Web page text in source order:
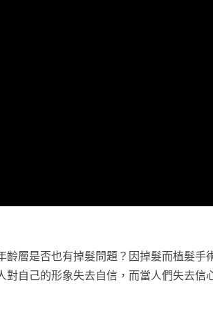
層是否也有掉髮問題？因掉髮而植髮手
自己的形象失去自信，而當人們失去信